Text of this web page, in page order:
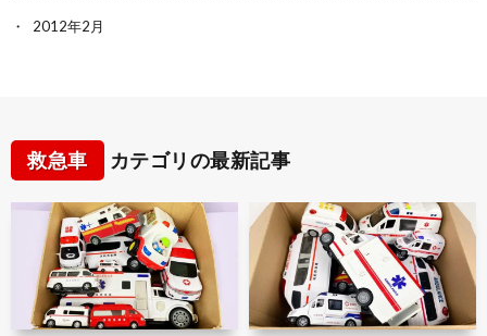
2012年2月
救急車 カテゴリの最新記事